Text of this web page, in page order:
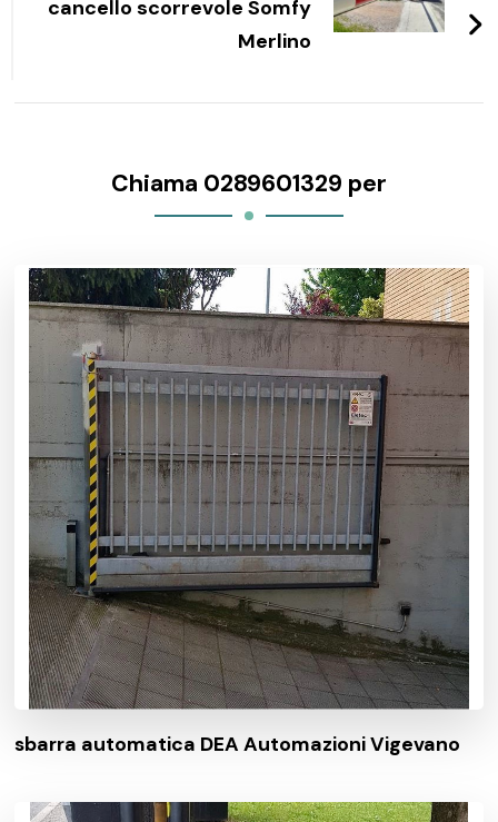
cancello scorrevole Somfy
Merlino
Chiama 0289601329 per
sbarra automatica DEA Automazioni Vigevano